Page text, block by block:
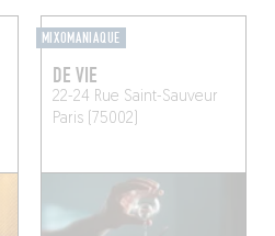
MIXOMANIAQUE
DE VIE
22-24 Rue Saint-Sauveur
Paris (75002)